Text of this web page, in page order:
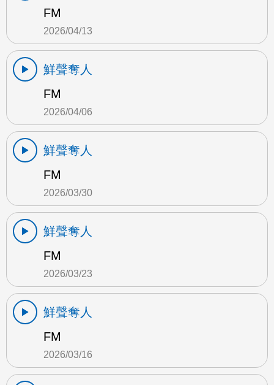
FM
2026/04/13
鮮聲奪人
FM
2026/04/06
鮮聲奪人
FM
2026/03/30
鮮聲奪人
FM
2026/03/23
鮮聲奪人
FM
2026/03/16